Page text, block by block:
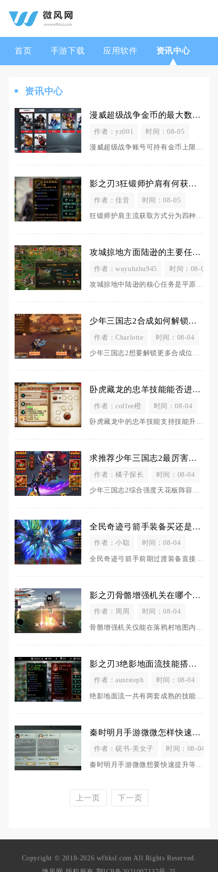
首页 手游下载 应用软件 资讯中心
资讯中心
漫威超级战争金币的最大数量是多少
作者：yz001 时间：08-05
影之刃3狂锻师护肩有何获得途径
作者：佳音 时间：08-05
攻城掠地方面陆逊的主要任务有哪些
作者：wuyuhzhu945 时间：08-04
少年三国志2合成如何解锁更多的合成位置
作者：Charlotte 时间：08-04
卧虎藏龙的忠羊技能能否进行技能升级
作者：coffee橙 时间：08-04
求推荐少年三国志2最厉害的阵容
作者：橘子探长 时间：08-04
全民奇迹弓箭手装备买还是自己打造更好
作者：小聪 时间：08-04
影之刃骨骼增强机关在哪个地方可获得
作者：周周 时间：08-04
影之刃3绝影地面流技能搭配有哪些
作者：auntsteph 时间：08-04
秦时明月手游微微怎样快速提升等级
作者：砚书-美女子 时间：08-04
上一页 下一页
Copyright © 2018-2026 wfhksl.com All Rights Reserved.